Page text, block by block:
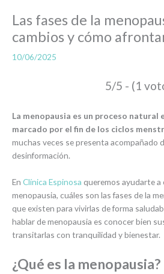
Las fases de la
cambios y cómo
10/06/2025
5/5 - (1
La menopausia es un proceso natural
marcado por el fin de los ciclos
muchas veces se presenta acompañado
desinformación.
En Clínica Espinosa queremos ayudarte a
menopausia, cuáles son las fases de la
que existen para vivirlas de forma
hablar de menopausia es conocer bien
transitarlas con tranquilidad y bienestar.
¿Qué es la menopausia?